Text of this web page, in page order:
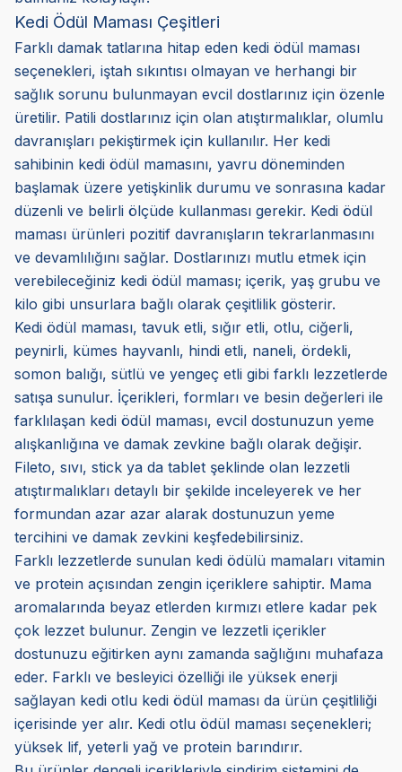
Kedi Ödül Maması Çeşitleri
Farklı damak tatlarına hitap eden kedi ödül maması
seçenekleri, iştah sıkıntısı olmayan ve herhangi bir
sağlık sorunu bulunmayan evcil dostlarınız için özenle
üretilir. Patili dostlarınız için olan atıştırmalıklar, olumlu
davranışları pekiştirmek için kullanılır. Her kedi
sahibinin kedi ödül mamasını, yavru döneminden
başlamak üzere yetişkinlik durumu ve sonrasına kadar
düzenli ve belirli ölçüde kullanması gerekir. Kedi ödül
maması ürünleri pozitif davranışların tekrarlanmasını
ve devamlılığını sağlar. Dostlarınızı mutlu etmek için
verebileceğiniz kedi ödül maması; içerik, yaş grubu ve
kilo gibi unsurlara bağlı olarak çeşitlilik gösterir.
Kedi ödül maması, tavuk etli, sığır etli, otlu, ciğerli,
peynirli, kümes hayvanlı, hindi etli, naneli, ördekli,
somon balığı, sütlü ve yengeç etli gibi farklı lezzetlerde
satışa sunulur. İçerikleri, formları ve besin değerleri ile
farklılaşan kedi ödül maması, evcil dostunuzun yeme
alışkanlığına ve damak zevkine bağlı olarak değişir.
Fileto, sıvı, stick ya da tablet şeklinde olan lezzetli
atıştırmalıkları detaylı bir şekilde inceleyerek ve her
formundan azar azar alarak dostunuzun yeme
tercihini ve damak zevkini keşfedebilirsiniz.
Farklı lezzetlerde sunulan kedi ödülü mamaları vitamin
ve protein açısından zengin içeriklere sahiptir. Mama
aromalarında beyaz etlerden kırmızı etlere kadar pek
çok lezzet bulunur. Zengin ve lezzetli içerikler
dostunuzu eğitirken aynı zamanda sağlığını muhafaza
eder. Farklı ve besleyici özelliği ile yüksek enerji
sağlayan kedi otlu kedi ödül maması da ürün çeşitliliği
içerisinde yer alır. Kedi otlu ödül maması seçenekleri;
yüksek lif, yeterli yağ ve protein barındırır.